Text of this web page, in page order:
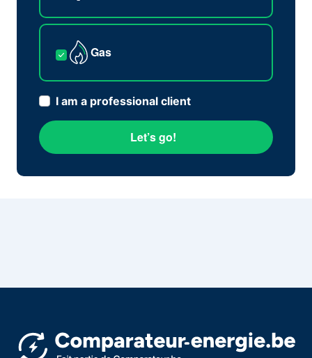
Gas
I am a professional client
Let’s go!